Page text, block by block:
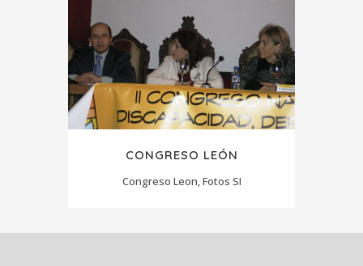
CONGRESO LEÓN
Congreso Leon, Fotos SI